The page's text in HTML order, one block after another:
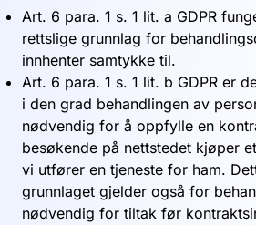
Art. 6 para. 1 s. 1 lit. a GDPR
rettslige grunnlag for
innhenter samtykke til.
Art. 6 para. 1 s. 1 lit. b GDPR er
i den grad behandlingen av
nødvendig for å oppfylle en
besøkende på nettstedet kjøper
vi utfører en tjeneste for ham.
grunnlaget gjelder også for
nødvendig for tiltak før